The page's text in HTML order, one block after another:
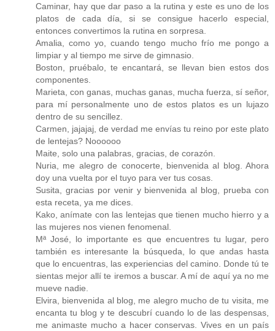
Caminar, hay que dar paso a la rutina y este es uno de los
platos de cada día, si se consigue hacerlo especial,
entonces convertimos la rutina en sorpresa.
Amalia, como yo, cuando tengo mucho frío me pongo a
limpiar y al tiempo me sirve de gimnasio.
Boston, pruébalo, te encantará, se llevan bien estos dos
componentes.
Marieta, con ganas, muchas ganas, mucha fuerza, sí señor,
para mí personalmente uno de estos platos es un lujazo
dentro de su sencillez.
Carmen, jajajaj, de verdad me envías tu reino por este plato
de lentejas? Noooooo
Maite, solo una palabras, gracias, de corazón.
Nuria, me alegro de conocerte, bienvenida al blog. Ahora
doy una vuelta por el tuyo para ver tus cosas.
Susita, gracias por venir y bienvenida al blog, prueba con
esta receta, ya me dices.
Kako, anímate con las lentejas que tienen mucho hierro y a
las mujeres nos vienen fenomenal.
Mª José, lo importante es que encuentres tu lugar, pero
también es interesante la búsqueda, lo que andas hasta
que lo encuentras, las experiencias del camino. Donde tú te
sientas mejor allí te iremos a buscar. A mí de aquí ya no me
mueve nadie.
Elvira, bienvenida al blog, me alegro mucho de tu visita, me
encanta tu blog y te descubrí cuando lo de las despensas,
me animaste mucho a hacer conservas. Vives en un país